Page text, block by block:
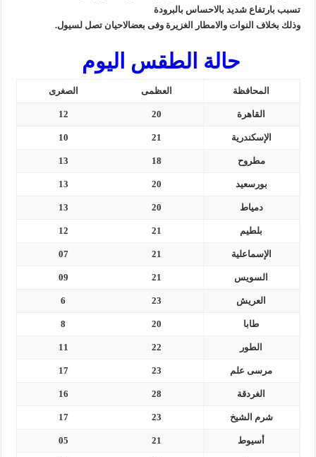
تسبب بارتفاع شديد بالاحساس بالبرودة
وذلك بخلاف النوات والامطار الغزيرة وفى بعضالاحيان تصل لسيول.
حالة الطقس اليوم
المحافظة العظمى الصغرى
القاهرة 20
12
الإسكندرية 21
10
مطروح 18
13
بورسعيد 20
13
دمياط 20
13
بلطيم 21
12
الإسماعلية 21
07
السويس 21
09
العريش 23
6
طابا 20
8
الطور 22
11
مرسى علم 23
17
الغردقة 28
16
شرم الشيخ 23
17
أسيوط 21
05